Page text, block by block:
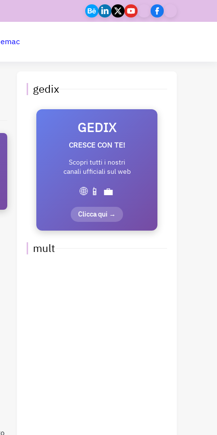
mac
gedix
GEDIX
CRESCE CON TE!
Scopri tutti i nostri
canali ufficiali sul web
🌐 📱 💼
Clicca qui →
mult